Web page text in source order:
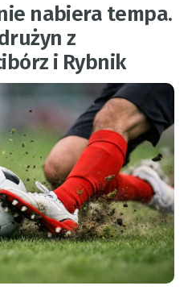
nabiera tempa.
z
i Rybnik